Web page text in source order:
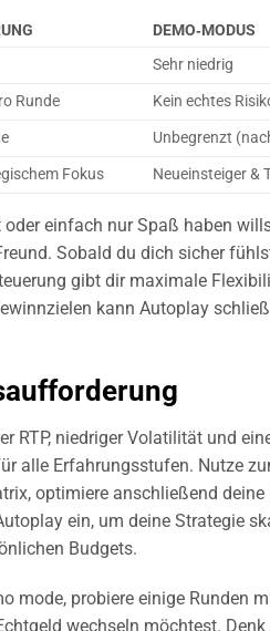
DEMO‑MODUS
Sehr niedrig
Runde Kein echtes
Unbegrenzt
Fokus Neueinsteiger &
oder einfach nur Spaß haben
Sobald du dich sicher
gibt dir maximale
kann Autoplay
RTP, niedriger Volatilität und
alle Erfahrungsstufen. Nutze
optimiere anschließend
ein, um deine Strategie
Budgets.
mode, probiere einige Runden
wechseln möchtest.